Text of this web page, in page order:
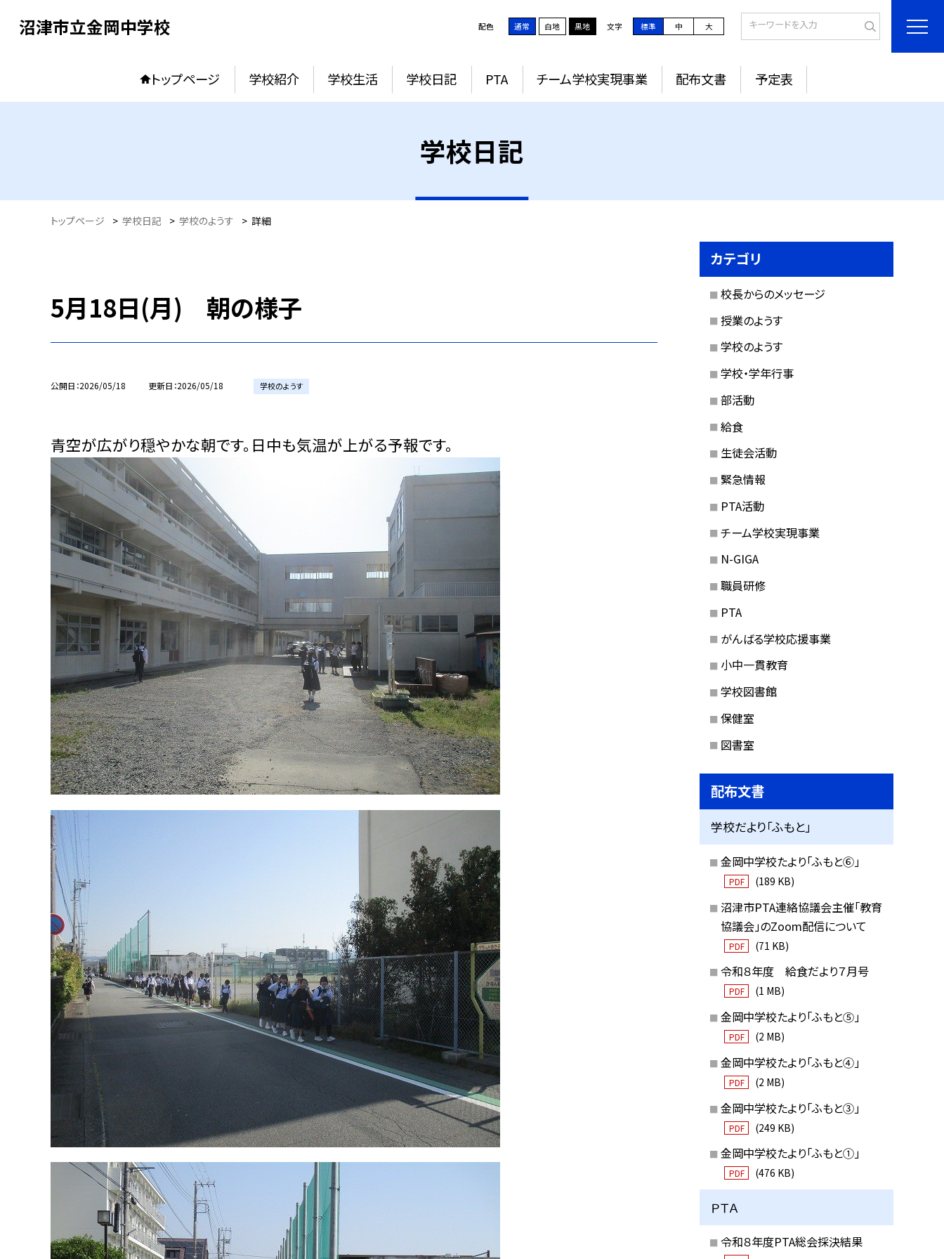
沼津市立金岡中学校 配色 通常 白地 黒地 文字 標準 中 大
トップページ 学校紹介 学校生活 学校日記 PTA チーム学校実現事業 配布文書 予定表
学校日記
トップページ > 学校日記 > 学校のようす > 詳細
5月18日(月) 朝の様子
公開日 2026/05/18 更新日 2026/05/18 学校のようす
青空が広がり穏やかな朝です。日中も気温が上がる予報です。
カテゴリ
校長からのメッセージ
授業のようす
学校のようす
学校・学年行事
部活動
給食
生徒会活動
緊急情報
PTA活動
チーム学校実現事業
N-GIGA
職員研修
PTA
がんばる学校応援事業
小中一貫教育
学校図書館
保健室
図書室
配布文書
学校だより「ふもと」
金岡中学校たより「ふもと⑥」
PDF (189 KB)
沼津市PTA連絡協議会主催「教育
協議会」のZoom配信について
PDF (71 KB)
令和８年度 給食だより７月号
PDF (1 MB)
金岡中学校たより「ふもと⑤」
PDF (2 MB)
金岡中学校たより「ふもと④」
PDF (2 MB)
金岡中学校たより「ふもと③」
PDF (249 KB)
金岡中学校たより「ふもと①」
PDF (476 KB)
ＰＴＡ
令和８年度PTA総会採決結果